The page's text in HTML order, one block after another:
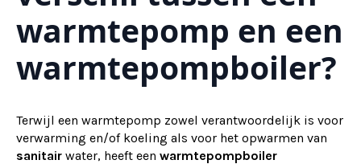
warmtepomp en een
warmtepompboiler?
Terwijl een warmtepomp zowel verantwoordelijk is voor
verwarming en/of koeling als voor het opwarmen van
sanitair water, heeft een warmtepompboiler